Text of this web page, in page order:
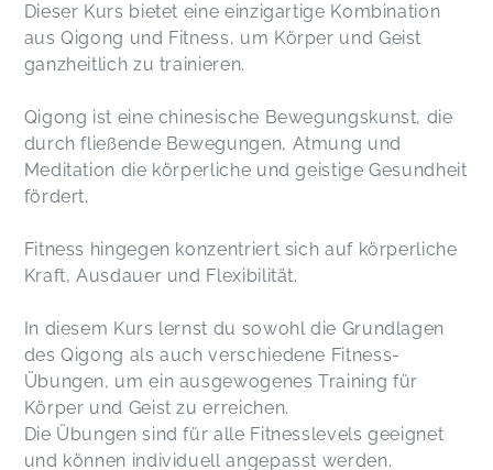
Dieser Kurs bietet eine einzigartige Kombination
aus Qigong und Fitness, um Körper und Geist
ganzheitlich zu trainieren.
Qigong ist eine chinesische Bewegungskunst, die
durch fließende Bewegungen, Atmung und
Meditation die körperliche und geistige Gesundheit
fördert.
Fitness hingegen konzentriert sich auf körperliche
Kraft, Ausdauer und Flexibilität.
In diesem Kurs lernst du sowohl die Grundlagen
des Qigong als auch verschiedene Fitness-
Übungen, um ein ausgewogenes Training für
Körper und Geist zu erreichen.
Die Übungen sind für alle Fitnesslevels geeignet
und können individuell angepasst werden.